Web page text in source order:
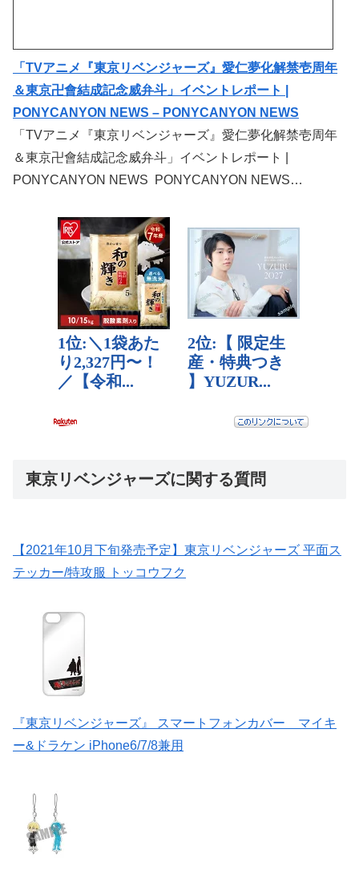
「TVアニメ『東京リベンジャーズ』愛仁夢化解禁壱周年
＆東京卍會結成記念威弁斗」イベントレポート |
PONYCANYON NEWS – PONYCANYON NEWS
「TVアニメ『東京リベンジャーズ』愛仁夢化解禁壱周年
＆東京卍會結成記念威弁斗」イベントレポート |
PONYCANYON NEWS PONYCANYON NEWS…
東京リベンジャーズに関する質問
【2021年10月下旬発売予定】東京リベンジャーズ 平面ス
テッカー/特攻服 トッコウフク
『東京リベンジャーズ』 スマートフォンカバー マイキ
ー&ドラケン iPhone6/7/8兼用